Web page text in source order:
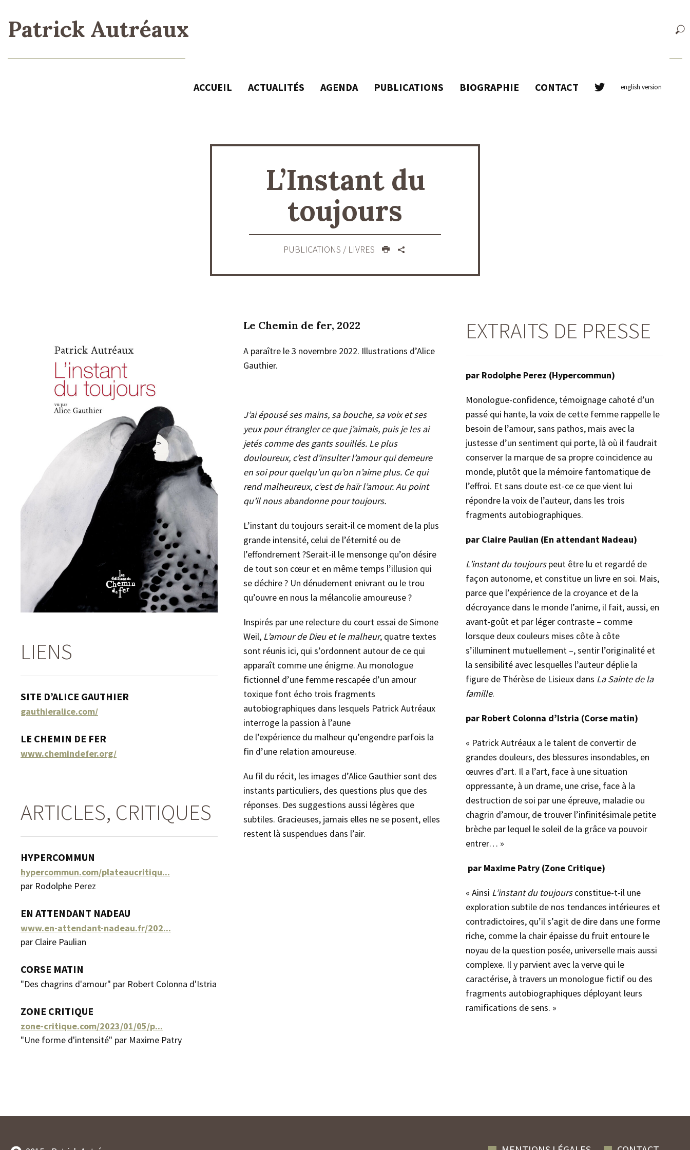
Patrick Autréaux
ACCUEIL ACTUALITÉS AGENDA PUBLICATIONS BIOGRAPHIE CONTACT english version
L’Instant du
toujours
PUBLICATIONS / LIVRES
Le Chemin de fer, 2022
A paraître le 3 novembre 2022. Illustrations d’Alice
Gauthier.
J’ai épousé ses mains, sa bouche, sa voix et ses
yeux pour étrangler ce que j’aimais, puis je les ai
jetés comme des gants souillés. Le plus
douloureux, c’est d’insulter l’amour qui demeure
en soi pour quelqu’un qu’on n’aime plus. Ce qui
rend malheureux, c’est de haïr l’amour. Au point
qu’il nous abandonne pour toujours.
L’instant du toujours serait-il ce moment de la plus
grande intensité, celui de l’éternité ou de
l’effondrement ?Serait-il le mensonge qu’on désire
de tout son cœur et en même temps l’illusion qui
se déchire ? Un dénudement enivrant ou le trou
qu’ouvre en nous la mélancolie amoureuse ?
Inspirés par une relecture du court essai de Simone
Weil, L’amour de Dieu et le malheur, quatre textes
sont réunis ici, qui s’ordonnent autour de ce qui
apparaît comme une énigme. Au monologue
fictionnel d’une femme rescapée d’un amour
toxique font écho trois fragments
autobiographiques dans lesquels Patrick Autréaux
interroge la passion à l’aune
de l’expérience du malheur qu’engendre parfois la
fin d’une relation amoureuse.
Au fil du récit, les images d’Alice Gauthier sont des
instants particuliers, des questions plus que des
réponses. Des suggestions aussi légères que
subtiles. Gracieuses, jamais elles ne se posent, elles
restent là suspendues dans l’air.
EXTRAITS DE PRESSE
par Rodolphe Perez (Hypercommun)
Monologue-confidence, témoignage cahoté d’un
passé qui hante, la voix de cette femme rappelle le
besoin de l’amour, sans pathos, mais avec la
justesse d’un sentiment qui porte, là où il faudrait
conserver la marque de sa propre coïncidence au
monde, plutôt que la mémoire fantomatique de
l’effroi. Et sans doute est-ce ce que vient lui
répondre la voix de l’auteur, dans les trois
fragments autobiographiques.
par Claire Paulian (En attendant Nadeau)
L’instant du toujourspeut être lu et regardé de
façon autonome, et constitue un livre en soi. Mais,
parce que l’expérience de la croyance et de la
décroyance dans le monde l’anime, il fait, aussi, en
avant-goût et par léger contraste – comme
lorsque deux couleurs mises côte à côte
s’illuminent mutuellement –, sentir l’originalité et
la sensibilité avec lesquelles l’auteur déplie la
figure de Thérèse de Lisieux dans La Sainte de la
famille.
par Robert Colonna d’Istria (Corse matin)
« Patrick Autréaux a le talent de convertir de
grandes douleurs, des blessures insondables, en
œuvres d’art. Il a l’art, face à une situation
oppressante, à un drame, une crise, face à la
destruction de soi par une épreuve, maladie ou
chagrin d’amour, de trouver l’infinitésimale petite
brèche par lequel le soleil de la grâce va pouvoir
entrer… »
par Maxime Patry (Zone Critique)
« Ainsi L’instant du toujoursconstitue-t-il une
exploration subtile de nos tendances intérieures et
contradictoires, qu’il s’agit de dire dans une forme
riche, comme la chair épaisse du fruit entoure le
noyau de la question posée, universelle mais aussi
complexe. Il y parvient avec la verve qui le
caractérise, à travers un monologue fictif ou des
fragments autobiographiques déployant leurs
ramifications de sens. »
LIENS
SITE D’ALICE GAUTHIER
gauthieralice.com/
LE CHEMIN DE FER
www.chemindefer.org/
ARTICLES, CRITIQUES
HYPERCOMMUN
hypercommun.com/plateaucritiqu...
par Rodolphe Perez
EN ATTENDANT NADEAU
www.en-attendant-nadeau.fr/202...
par Claire Paulian
CORSE MATIN
"Des chagrins d'amour" par Robert Colonna d'Istria
ZONE CRITIQUE
zone-critique.com/2023/01/05/p...
"Une forme d'intensité" par Maxime Patry